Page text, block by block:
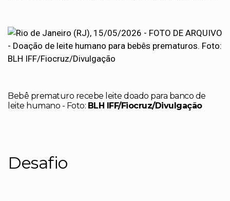
Bebê prematuro recebe leite doado para banco de
leite humano - Foto: BLH IFF/Fiocruz/Divulgação
Desafio